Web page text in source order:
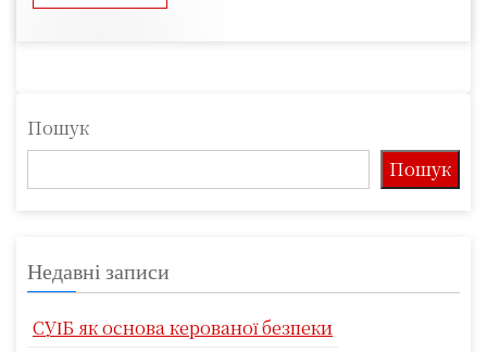
Пошук
Пошук
Недавні записи
СУІБ як основа керованої безпеки